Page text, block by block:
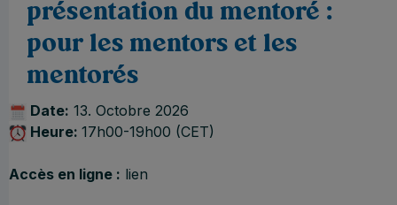
présentation du mentoré :
pour les mentors et les
mentorés
Date: 13. Octobre 2026
Heure: 17h00-19h00 (CET)
Accès en ligne : lien